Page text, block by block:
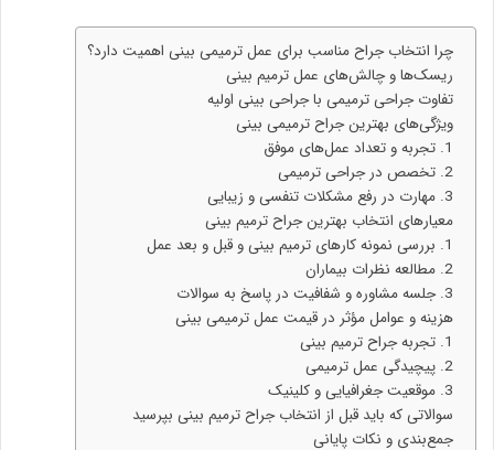
چرا انتخاب جراح مناسب برای عمل ترمیمی بینی اهمیت دارد؟
ریسک‌ها و چالش‌های عمل ترمیم بینی
تفاوت جراحی ترمیمی با جراحی بینی اولیه
ویژگی‌های بهترین جراح ترمیمی بینی
1. تجربه و تعداد عمل‌های موفق
2. تخصص در جراحی ترمیمی
3. مهارت در رفع مشکلات تنفسی و زیبایی
معیارهای انتخاب بهترین جراح ترمیم بینی
1. بررسی نمونه کارهای ترمیم بینی و قبل و بعد عمل
2. مطالعه نظرات بیماران
3. جلسه مشاوره و شفافیت در پاسخ به سوالات
هزینه و عوامل مؤثر در قیمت عمل ترمیمی بینی
1. تجربه جراح ترمیم بینی
2. پیچیدگی عمل ترمیمی
3. موقعیت جغرافیایی و کلینیک
سوالاتی که باید قبل از انتخاب جراح ترمیم بینی بپرسید
جمع‌بندی و نکات پایانی